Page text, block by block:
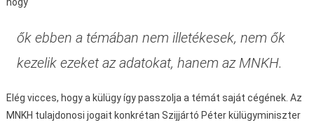
ők ebben a témában nem illetékesek, nem ők
kezelik ezeket az adatokat, hanem az MNKH.
Elég vicces, hogy a külügy így passzolja a témát saját cégének. Az
MNKH tulajdonosi jogait konkrétan Szijjártó Péter külügyminiszter